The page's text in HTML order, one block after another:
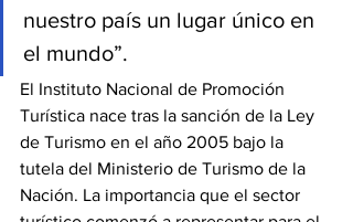
nuestro país un lugar único en
el mundo”.
El Instituto Nacional de Promoción
Turística nace tras la sanción de la Ley
de Turismo en el año 2005 bajo la
tutela del Ministerio de Turismo de la
Nación. La importancia que el sector